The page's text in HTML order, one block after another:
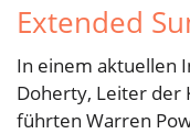
Extended
In einem aktuellen
Doherty, Leiter der
führten Warren